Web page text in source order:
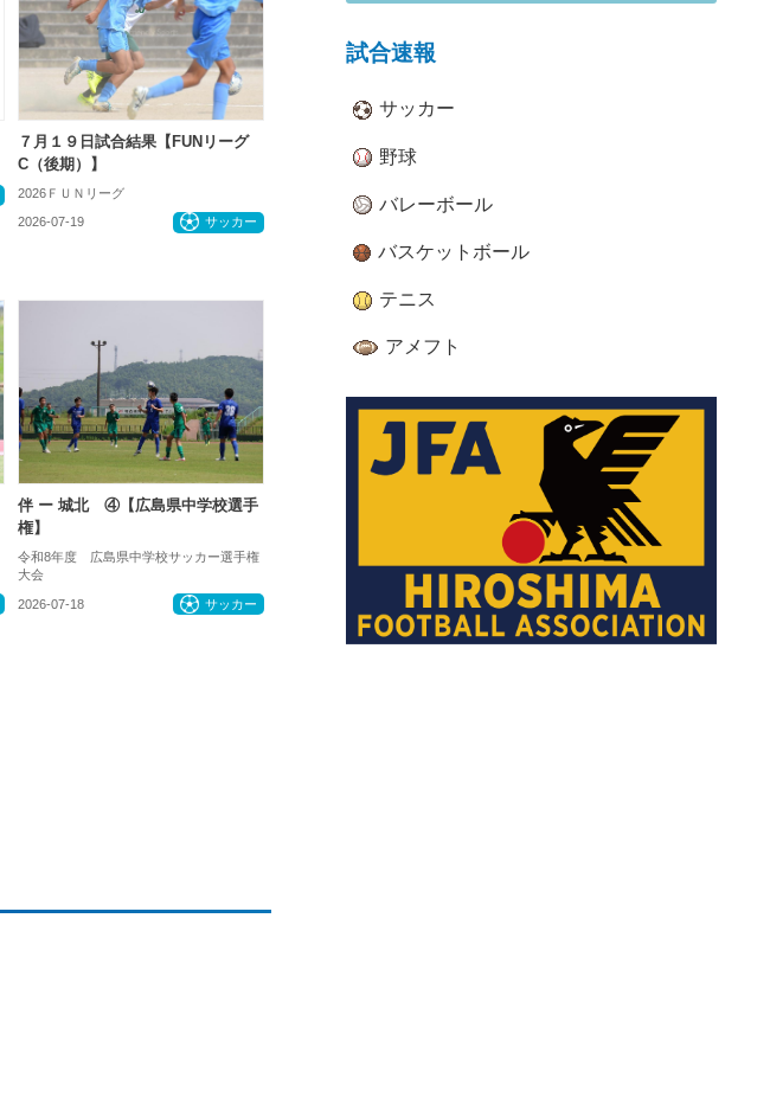
７月１９日試合結果【FUNリーグ
C（後期）】
2026ＦＵＮリーグ
2026-07-19 サッカー
伴 ー 城北 ④【広島県中学校選手
権】
令和8年度 広島県中学校サッカー選手権
大会
2026-07-18 サッカー
試合速報
サッカー
野球
バレーボール
バスケットボール
テニス
アメフト